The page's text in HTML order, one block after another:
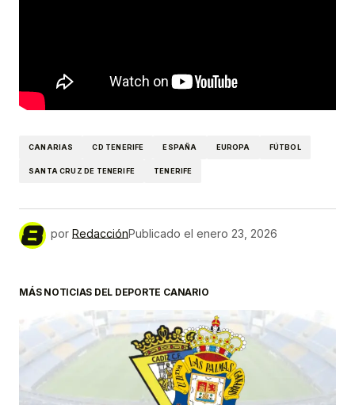
CANARIAS CD TENERIFE ESPAÑA EUROPA FÚTBOL
SANTA CRUZ DE TENERIFE TENERIFE
por RedacciónPublicado el enero 23, 2026
MÁS NOTICIAS DEL DEPORTE CANARIO